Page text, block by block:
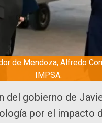
de Mendoza, Alfredo
IMPSA.
gobierno de
por el impacto